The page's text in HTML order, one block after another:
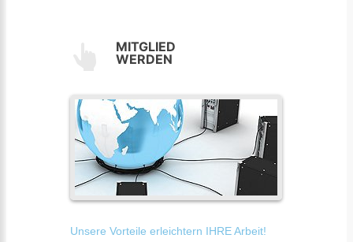
MITGLIED
WERDEN
Unsere Vorteile erleichtern IHRE Arbeit!